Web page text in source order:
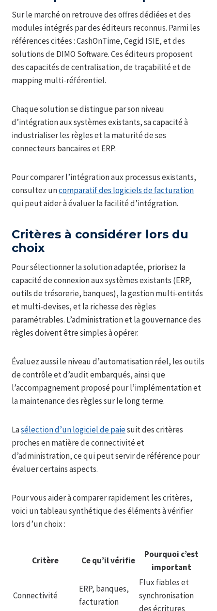
Sur le marché on retrouve des offres dédiées et des
modules intégrés par des éditeurs reconnus. Parmi les
références citées : CashOnTime, Cegid ISIE, et des
solutions de DIMO Software. Ces éditeurs proposent
des capacités de centralisation, de traçabilité et de
mapping multi-référentiel.
Chaque solution se distingue par son niveau
d’intégration aux systèmes existants, sa capacité à
industrialiser les règles et la maturité de ses
connecteurs bancaires et ERP.
Pour comparer l’intégration aux processus existants,
consultez uncomparatif des logiciels de facturation
qui peut aider à évaluer la facilité d’intégration.
Critères à considérer lors du
choix
Pour sélectionner la solution adaptée, priorisez la
capacité de connexion aux systèmes existants (ERP,
outils de trésorerie, banques), la gestion multi-entités
et multi-devises, et la richesse des règles
paramétrables. L’administration et la gouvernance des
règles doivent être simples à opérer.
Évaluez aussi le niveau d’automatisation réel, les outils
de contrôle et d’audit embarqués, ainsi que
l’accompagnement proposé pour l’implémentation et
la maintenance des règles sur le long terme.
Lasélection d’un logiciel de paiesuit des critères
proches en matière de connectivité et
d’administration, ce qui peut servir de référence pour
évaluer certains aspects.
Pour vous aider à comparer rapidement les critères,
voici un tableau synthétique des éléments à vérifier
lors d’un choix :
Critère Ce qu’il vérifie
Pourquoi c’est
important
Connectivité
ERP, banques,
facturation
Flux fiables et
synchronisation
des écritures